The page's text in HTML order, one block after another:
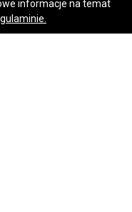
wiadomość
wiadomość
informacje na temat